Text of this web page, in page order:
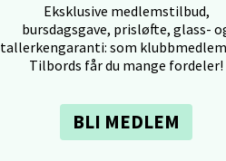
Eksklusive medlemstilbud,
bursdagsgave, prisløfte, glass-
tallerkengaranti: som
Tilbords får du mange fordeler!
BLI MEDLEM